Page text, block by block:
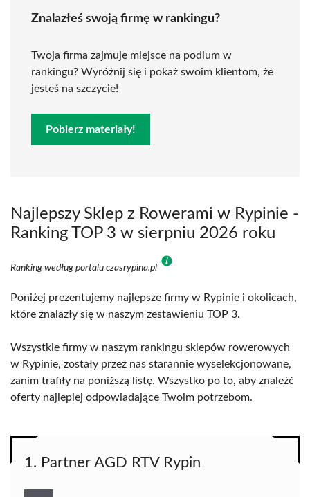
Znalazłeś swoją firmę w rankingu?
Twoja firma zajmuje miejsce na podium w
rankingu? Wyróżnij się i pokaż swoim klientom, że
jesteś na szczycie!
Pobierz materiały!
Najlepszy Sklep z Rowerami w Rypinie -
Ranking TOP 3 w sierpniu 2026 roku
Ranking według portalu czasrypina.pl
Poniżej prezentujemy najlepsze firmy w Rypinie i okolicach,
które znalazły się w naszym zestawieniu TOP 3.
Wszystkie firmy w naszym rankingu sklepów rowerowych
w Rypinie, zostały przez nas starannie wyselekcjonowane,
zanim trafiły na poniższą listę. Wszystko po to, aby znaleźć
oferty najlepiej odpowiadające Twoim potrzebom.
1. Partner AGD RTV Rypin